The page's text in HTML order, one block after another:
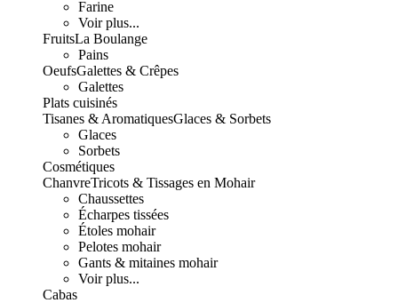
Farine
Voir plus...
FruitsLa Boulange
Pains
OeufsGalettes & Crêpes
Galettes
Plats cuisinés
Tisanes & AromatiquesGlaces & Sorbets
Glaces
Sorbets
Cosmétiques
ChanvreTricots & Tissages en Mohair
Chaussettes
Écharpes tissées
Étoles mohair
Pelotes mohair
Gants & mitaines mohair
Voir plus...
Cabas